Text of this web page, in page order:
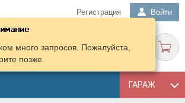
Регистрация Войти
ГАРАЖ
много запросов. Пожалуйста,
позже.